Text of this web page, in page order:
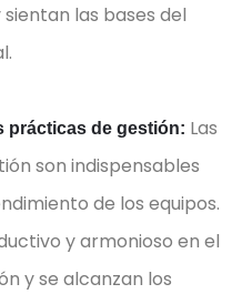
las bases del
prácticas de gestión: Las
son indispensables
de los equipos.
y armonioso en el
y se alcanzan los